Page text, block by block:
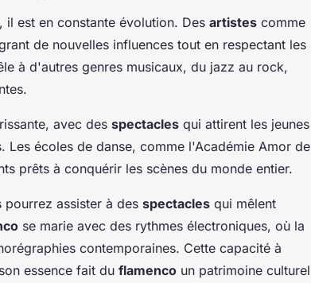
il est en constante évolution. Des artistes comme
de nouvelles influences tout en respectant les
à d'autres genres musicaux, du jazz au rock,
avec des spectacles qui attirent les jeunes
Les écoles de danse, comme l'Académie Amor de
prêts à conquérir les scènes du monde entier.
assister à des spectacles qui mêlent
se marie avec des rythmes électroniques, où la
contemporaines. Cette capacité à
essence fait du flamenco un patrimoine culturel